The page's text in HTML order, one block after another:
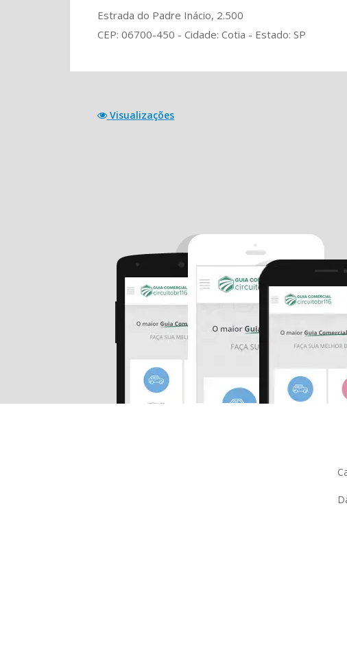
Estrada do Padre Inácio, 2.500
CEP: 06700-450 - Cidade: Cotia - Estado: SP
Visualizações